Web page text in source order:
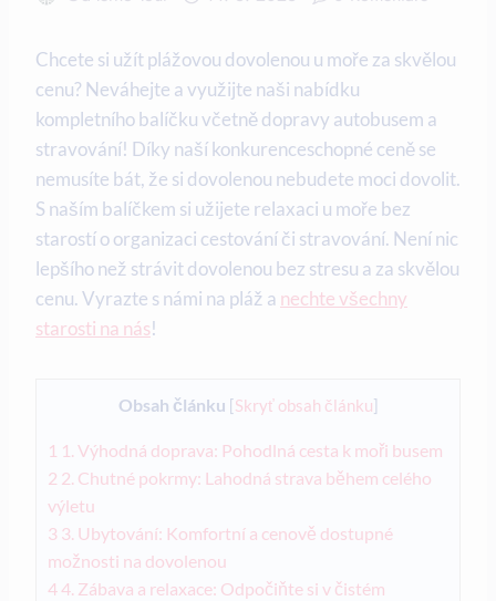
Chcete si užít plážovou dovolenou‍ u moře za skvělou
cenu? Neváhejte ⁣a využijte naši ‍nabídku⁢
kompletního⁢ balíčku včetně dopravy⁢ autobusem a
stravování!‍ Díky naší konkurenceschopné ceně ⁣se
nemusíte bát, že si dovolenou nebudete moci dovolit.
S naším balíčkem ‍si užijete ‍relaxaci u moře bez
starostí o organizaci ⁢cestování či stravování. Není nic
lepšího než strávit​ dovolenou bez stresu a⁢ za skvělou
cenu.‌ Vyrazte s ‍námi na pláž ‌a nechte⁣ všechny
starosti na nás!
Obsah článku [Skryť obsah článku]
1 1. Výhodná doprava: Pohodlná cesta k moři busem
2 2. Chutné pokrmy: Lahodná strava⁤ během celého
výletu
3 3. Ubytování: Komfortní a ⁢cenově dostupné
možnosti na​ dovolenou
4 4. Zábava ‍a relaxace: Odpočiňte si v čistém